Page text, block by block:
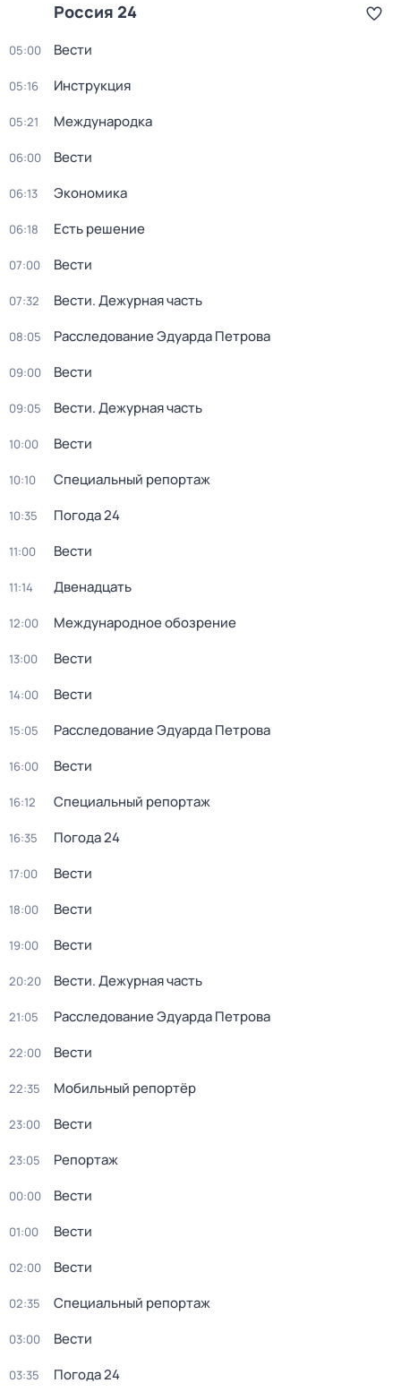
Россия 24
05:00 Вести
05:16 Инструкция
05:21 Международка
06:00 Вести
06:13 Экономика
06:18 Есть решение
07:00 Вести
07:32 Вести. Дежурная часть
08:05 Расследование Эдуарда Петрова
09:00 Вести
09:05 Вести. Дежурная часть
10:00 Вести
10:10 Специальный репортаж
10:35 Погода 24
11:00 Вести
11:14 Двенадцать
12:00 Международное обозрение
13:00 Вести
14:00 Вести
15:05 Расследование Эдуарда Петрова
16:00 Вести
16:12 Специальный репортаж
16:35 Погода 24
17:00 Вести
18:00 Вести
19:00 Вести
20:20 Вести. Дежурная часть
21:05 Расследование Эдуарда Петрова
22:00 Вести
22:35 Мобильный репортёр
23:00 Вести
23:05 Репортаж
00:00 Вести
01:00 Вести
02:00 Вести
02:35 Специальный репортаж
03:00 Вести
03:35 Погода 24